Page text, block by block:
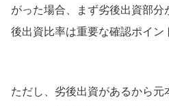
がった場合、まず劣後出資部
後出資比率は重要な確認ポイン
ただし、劣後出資があるから元